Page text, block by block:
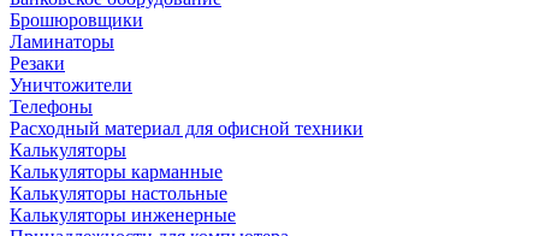
Брошюровщики
Ламинаторы
Резаки
Уничтожители
Телефоны
Расходный материал для офисной техники
Калькуляторы
Калькуляторы карманные
Калькуляторы настольные
Калькуляторы инженерные